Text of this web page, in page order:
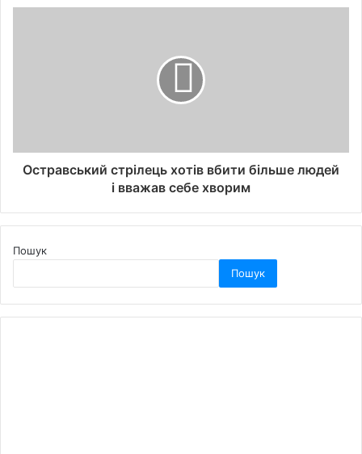
Остравський стрілець хотів вбити більше людей
і вважав себе хворим
Пошук
Пошук